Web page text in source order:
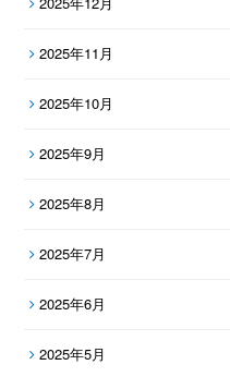
2025年11月
2025年10月
2025年9月
2025年8月
2025年7月
2025年6月
2025年5月